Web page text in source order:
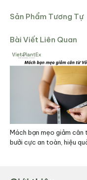
Sản Phẩm Tương Tự
Bài Viết Liên Quan
Mách bạn mẹo giảm cân
bưởi cực an toàn, hiệu